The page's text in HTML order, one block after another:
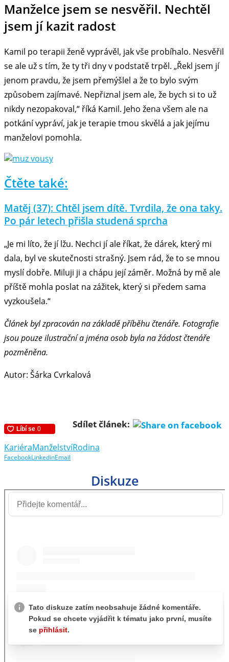
Manželce jsem se nesvěřil. Nechtěl
jsem jí kazit radost
Kamil po terapii ženě vyprávěl, jak vše probíhalo. Nesvěřil
se ale už s tím, že ty tři dny v podstatě trpěl. „Řekl jsem jí
jenom pravdu, že jsem přemýšlel a že to bylo svým
způsobem zajímavé. Nepřiznal jsem ale, že bych si to už
nikdy nezopakoval,“ říká Kamil. Jeho žena všem ale na
potkání vypráví, jak je terapie tmou skvělá a jak jejímu
manželovi pomohla.
Čtěte také:
Matěj (37): Chtěl jsem dítě. Tvrdila, že ona taky.
Po pár letech přišla studená sprcha
„Je mi líto, že jí lžu. Nechci jí ale říkat, že dárek, který mi
dala, byl ve skutečnosti strašný. Jsem rád, že to se mnou
myslí dobře. Miluji ji a chápu její záměr. Možná by mě ale
příště mohla poslat na zážitek, který si předem sama
vyzkoušela.“
Článek byl zpracován na základě příběhu čtenáře. Fotografie
jsou pouze ilustrační a jména osob byla na žádost čtenáře
pozměněna.
Autor: Šárka Cvrkalová
Sdílet článek:
KariéraManželstvíRodina
FacebookLinkedinEmail
Diskuze